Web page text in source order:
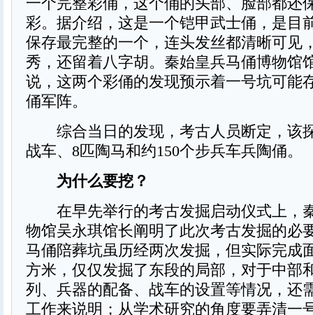
彩。据介绍，这是一个铠甲武士俑，是目
保存最完整的一个，连头发丝都清晰可见
秀，还留着八字胡。秦始皇兵马俑博物馆
说，这两个彩俑的发现预示着一号坑可能
俑军阵。
综合当日的发现，考古人员断定，该
战车、8匹陶马和约150个步兵车兵陶俑。
为什么要挖？
在早先举行的考古发掘启动仪式上，
物馆吴永琪馆长阐明了此次考古发掘的必
马俑陪葬坑虽历经两次发掘，但实际完成
方米，仅仅发掘了东段的局部，对于中部
列、兵器的配备、战车的设置等情况，还
工作来说明；从学术研究的角度要弄清一